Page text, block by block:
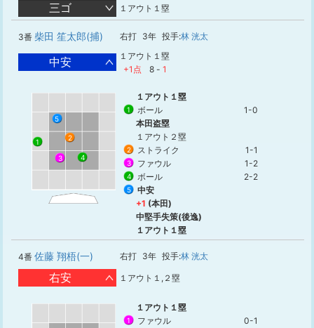
三ゴ １アウト１塁
3番 柴田 笙太郎(捕) 右打 3年 投手:林 洸太
中安
１アウト１塁
+1点
8 - 1
1
2
3 4
5
１アウト１塁
1 ボール
1-0
本田盗塁
１アウト２塁
2 ストライク 1-1
3 ファウル 1-2
4 ボール 2-2
5
中安
+1 (本田)
中堅手失策(後逸)
１アウト１塁
4番 佐藤 翔梧(一) 右打 3年 投手:林 洸太
右安 １アウト１,２塁
１アウト１塁
1 ファウル 0-1